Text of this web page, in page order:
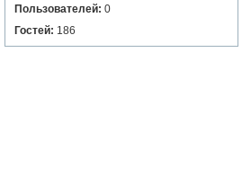
Пользователей: 0
Гостей: 186